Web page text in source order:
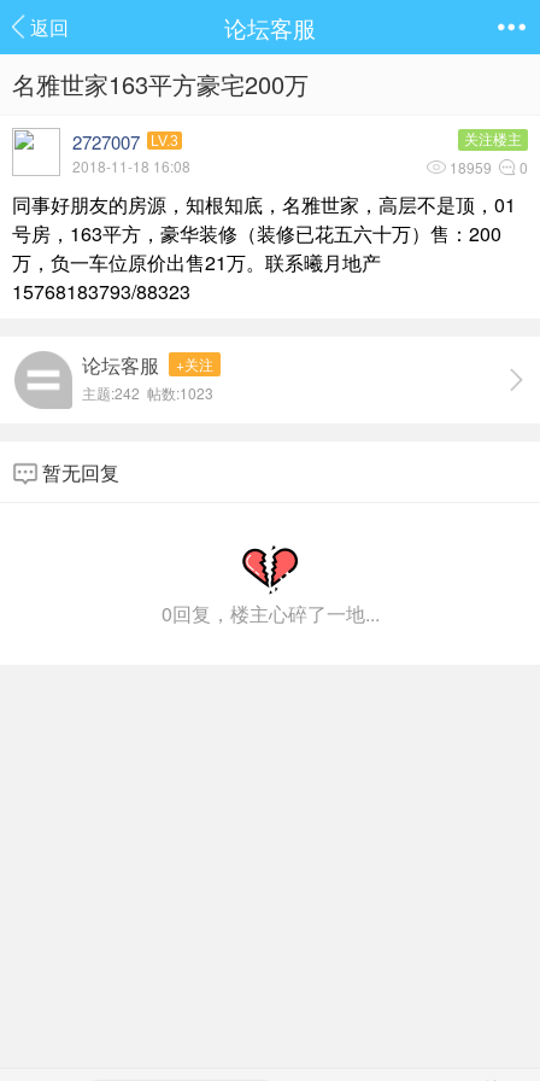
返回 论坛客服
名雅世家163平方豪宅200万
2727007 LV.3
2018-11-18 16:08
关注楼主
18959 0
同事好朋友的房源，知根知底，名雅世家，高层不是顶，01
号房，163平方，豪华装修（装修已花五六十万）售：200
万，负一车位原价出售21万。联系曦月地产
15768183793/88323
论坛客服
+关注
主题:242 帖数:1023
暂无回复
0回复，楼主心碎了一地...